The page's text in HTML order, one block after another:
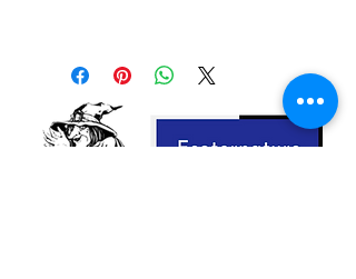
fabriqué dans une petite ferme de
Californie pour purifier votre maison ou
vos lieux de cérémonies.
Taille: environ 10 cm par 3 cm de